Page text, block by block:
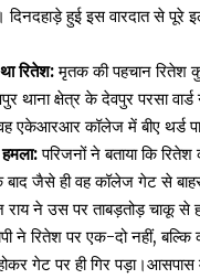
हुई इस वारदात से पूरे
रितेश:मृतक की पहचान रितेश
थाना क्षेत्र के देवपुर परसा
एकेआरआर कॉलेज में बीए थर्ड
परिजनों ने बताया कि
बाद जैसे ही वह कॉलेज गेट से
ने उस पर ताबड़तोड़ चाकू से
ने रितेश पर एक-दो नहीं, बल्कि
गेट पर ही गिर पड़ा।आसपास